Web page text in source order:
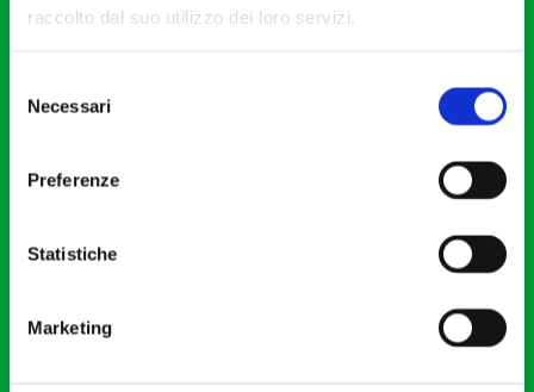
raccolto dal suo utilizzo dei loro servizi.
delNecessari
Preferenze
Statistiche
Marketing
Via S. Giovanni sul Muro, 2
Cod. Fisc. 80078650159